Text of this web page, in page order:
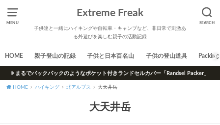
MENU SEARCH
Extreme Freak
子供達と一緒にハイキングや自転車・キャンプなど、非日常で刺激あ
る外遊びを楽しむ親子の活動記録
HOME 親子登山の記録 子供と日本百名山 子供の登山道具 Packing
まるでバックパックのようなポケット付きランドセルカバー「Randsel Packer」
HOME ハイキング 北アルプス 大天井岳
大天井岳